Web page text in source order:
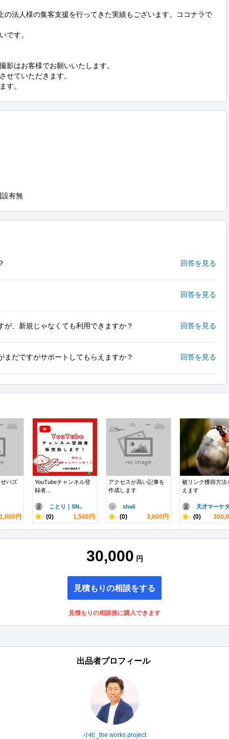
の法人様の集客支援を行ってきた実績もございます。ココナラで
です。
はお客様でお願いいたします。
せていただきます。
す。
有無
回答を見る
回答を見る
が、新規じゃなくても利用できますか？ 回答を見る
まだですがサポートしてもらえますか？ 回答を見る
バズ
1,000円
YouTubeチャンネル登
録者...
ことり｜SN..
- (0) 1,500円
アクセスが高い記事を
作成します
shali
- (0) 3,000円
被リンク獲得方法
えます
天才マーケ
- (0)
30,000 円
見積もりの相談をする
見積もりの相談後に購入できます
出品者プロフィール
小松_the works project